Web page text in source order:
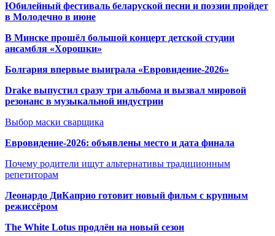
Юбилейный фестиваль беларуской песни и поэзии пройдет
в Молодечно в июне
В Минске прошёл большой концерт детской студии
ансамбля «Хорошки»
Болгария впервые выиграла «Евровидение-2026»
Drake выпустил сразу три альбома и вызвал мировой
резонанс в музыкальной индустрии
Выбор маски сварщика
Евровидение-2026: объявлены место и дата финала
Почему родители ищут альтернативы традиционным
репетиторам
Леонардо ДиКаприо готовит новый фильм с крупным
режиссёром
The White Lotus продлён на новый сезон